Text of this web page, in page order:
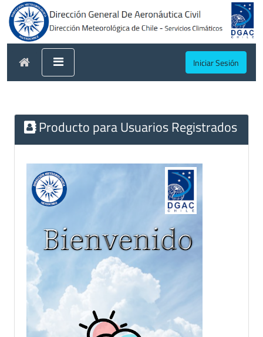
Iniciar Sesión
Producto para Usuarios Registrados